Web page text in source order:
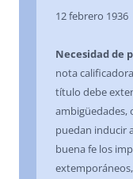
12 febrero 1936
Necesidad de
nota
título debe
ambigüedades,
puedan inducir
buena fe los